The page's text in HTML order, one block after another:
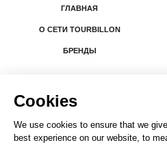
ГЛАВНАЯ
О СЕТИ TOURBILLON
БРЕНДЫ
Все права защищены.